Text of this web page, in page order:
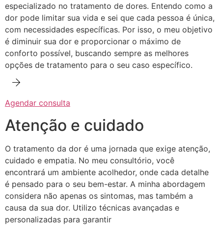
especializado no tratamento de dores. Entendo como a
dor pode limitar sua vida e sei que cada pessoa é única,
com necessidades específicas. Por isso, o meu objetivo
é diminuir sua dor e proporcionar o máximo de
conforto possível, buscando sempre as melhores
opções de tratamento para o seu caso específico.
Agendar consulta
Atenção e cuidado
O tratamento da dor é uma jornada que exige atenção,
cuidado e empatia. No meu consultório, você
encontrará um ambiente acolhedor, onde cada detalhe
é pensado para o seu bem-estar. A minha abordagem
considera não apenas os sintomas, mas também a
causa da sua dor. Utilizo técnicas avançadas e
personalizadas para garantir